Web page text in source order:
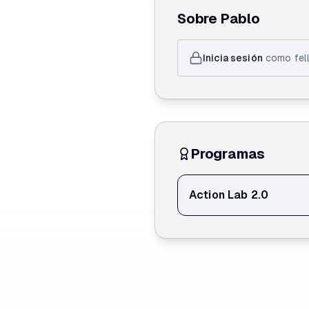
soluciones que articulan
confianza y la confianza
Sobre Pablo
Inicia sesión como
Programas
Action Lab 2.0